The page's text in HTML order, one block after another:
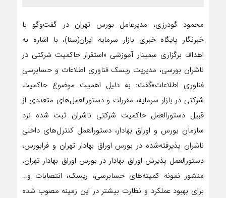
محمود گودرزی، مدیرعامل بورس تهران در گفت‌وگو با
خبرنگار پایگاه خبری بازار سرمایه ایران(سنا)، با اشاره به
اهداف برگزاری سمینار آموزشی «استقرار حاکمیت شرکتی در
ناشران بورسی، مدیریت ریسک فناوری اطلاعات و حسابرسی
فناوری اطلاعات»گفت: به دلیل اهمیت موضوع حاکمیت
شرکتی در بازار سرمایه، مقررات و دستورالعمل‌های متعددی از
قبیل دستورالعمل حاکمیت شرکتی ناشران ثبت شده نزد
سازمان بورس و اوراق بهادار، دستورالعمل کنترل‌های داخلی
ناشران پذیرفته‌شده در بورس اوراق بهادار تهران و فرابورس،
دستورالعمل پذیرش اوراق بهادار در بورس اوراق بهادار تهران،
منشور نمونه کمیته‌های حسابرسی، ریسک، انتصابات و…
برای بهبود عملکرد و نظارت بیشتر در این زمینه مصوب شده